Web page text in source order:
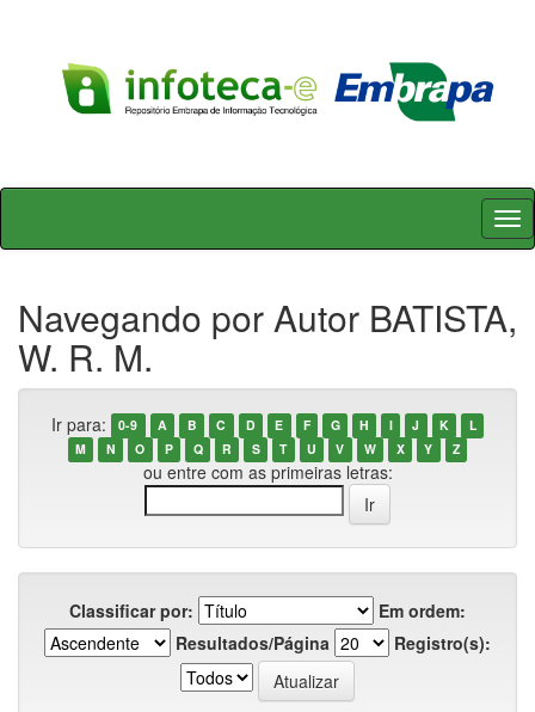
Skip
Navegando por Autor BATISTA,
W. R. M.
Ir para: 0-9 A B C D E F G H I J K
L
M
N O P Q R S T U V W X Y Z
ou entre com as primeiras letras:
Classificar por:
Em ordem:
Resultados/Página
Registro(s):